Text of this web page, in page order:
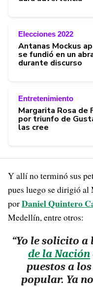
Elecciones 2022
Antanas Mockus
se fundió en un
durante discurso
Entretenimiento
Margarita Rosa de
por triunfo de
las cree
Y allí no terminó sus
pues luego se dirigió
porDaniel Quintero
Medellín, entre otros:
“Yo le solicito a
de la Nación
puestos a
popular. Ya